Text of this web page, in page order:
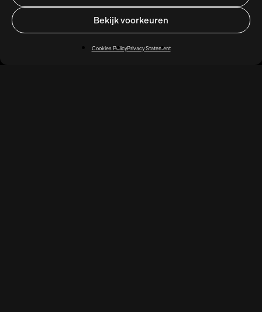
Bekijk voorkeuren
Cookies PolicyPrivacy Statement